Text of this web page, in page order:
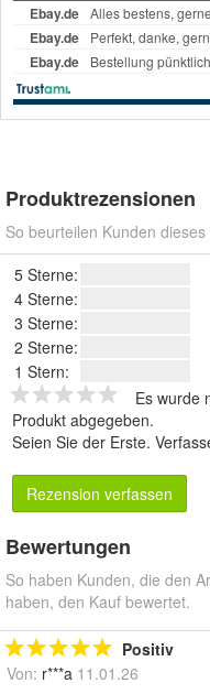
Produktrezensionen
So beurteilen Kunden dieses
5 Sterne:
4 Sterne:
3 Sterne:
2 Sterne:
1 Stern:
Es wurde
Produkt abgegeben.
Seien Sie der Erste.
Rezension verfassen
Bewertungen
So haben Kunden, die den
haben, den Kauf bewertet.
Positiv
Von: r***a 11.01.26